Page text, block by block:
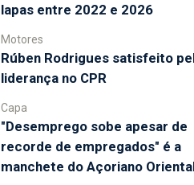
lapas entre 2022 e 2026
Motores
Rúben Rodrigues satisfeito
liderança no CPR
Capa
"Desemprego sobe apesar de
recorde de empregados" é a
manchete do Açoriano